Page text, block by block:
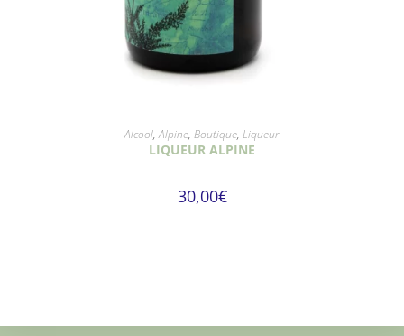
AJOUTER AU PANIER
Alcool,Alpine, Boutique, Liqueur
LIQUEUR ALPINE
30,00€